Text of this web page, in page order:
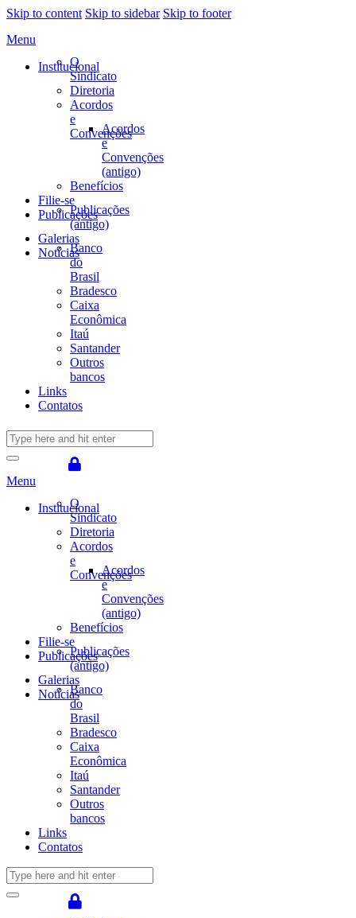
Skip to content Skip to sidebar Skip to footer
Menu
Institucional
O
Sindicato
Diretoria
Acordos
e
Convenções
Acordos
e
Convenções
(antigo)
Benefícios
Filie-se
PublicaçõesPublicações
(antigo)
Galerias
NotíciasBanco
do
Brasil
Bradesco
Caixa
Econômica
Itaú
Santander
Outros
bancos
Links
Contatos
Menu
Institucional
O
Sindicato
Diretoria
Acordos
e
Convenções
Acordos
e
Convenções
(antigo)
Benefícios
Filie-se
PublicaçõesPublicações
(antigo)
Galerias
NotíciasBanco
do
Brasil
Bradesco
Caixa
Econômica
Itaú
Santander
Outros
bancos
Links
Contatos